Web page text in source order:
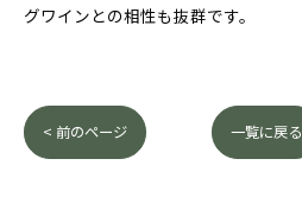
グワインとの相性も抜群です。
< 前のページ 一覧に戻る